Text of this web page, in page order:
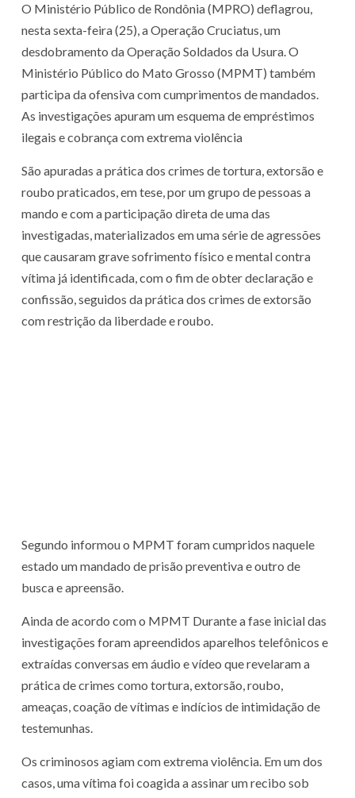
O Ministério Público de Rondônia (MPRO) deflagrou,
nesta sexta-feira (25), a Operação Cruciatus, um
desdobramento da Operação Soldados da Usura. O
Ministério Público do Mato Grosso (MPMT) também
participa da ofensiva com cumprimentos de mandados.
As investigações apuram um esquema de empréstimos
ilegais e cobrança com extrema violência
São apuradas a prática dos crimes de tortura, extorsão e
roubo praticados, em tese, por um grupo de pessoas a
mando e com a participação direta de uma das
investigadas, materializados em uma série de agressões
que causaram grave sofrimento físico e mental contra
vítima já identificada, com o fim de obter declaração e
confissão, seguidos da prática dos crimes de extorsão
com restrição da liberdade e roubo.
Segundo informou o MPMT foram cumpridos naquele
estado um mandado de prisão preventiva e outro de
busca e apreensão.
Ainda de acordo com o MPMT Durante a fase inicial das
investigações foram apreendidos aparelhos telefônicos e
extraídas conversas em áudio e vídeo que revelaram a
prática de crimes como tortura, extorsão, roubo,
ameaças, coação de vítimas e indícios de intimidação de
testemunhas.
Os criminosos agiam com extrema violência. Em um dos
casos, uma vítima foi coagida a assinar um recibo sob